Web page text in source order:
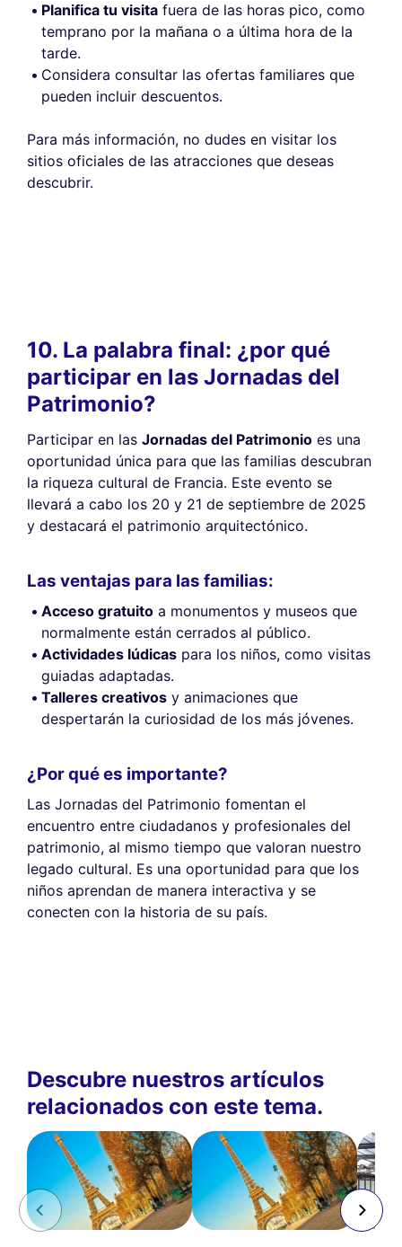
Planifica tu visita fuera de las horas pico, como
temprano por la mañana o a última hora de la
tarde.
Considera consultar las ofertas familiares que
pueden incluir descuentos.
Para más información, no dudes en visitar los
sitios oficiales de las atracciones que deseas
descubrir.
10. La palabra final: ¿por qué
participar en las Jornadas del
Patrimonio?
Participar en las Jornadas del Patrimonio es una
oportunidad única para que las familias descubran
la riqueza cultural de Francia. Este evento se
llevará a cabo los 20 y 21 de septiembre de 2025
y destacará el patrimonio arquitectónico.
Las ventajas para las familias:
Acceso gratuito a monumentos y museos que
normalmente están cerrados al público.
Actividades lúdicas para los niños, como visitas
guiadas adaptadas.
Talleres creativos y animaciones que
despertarán la curiosidad de los más jóvenes.
¿Por qué es importante?
Las Jornadas del Patrimonio fomentan el
encuentro entre ciudadanos y profesionales del
patrimonio, al mismo tiempo que valoran nuestro
legado cultural. Es una oportunidad para que los
niños aprendan de manera interactiva y se
conecten con la historia de su país.
Descubre nuestros artículos
relacionados con este tema.